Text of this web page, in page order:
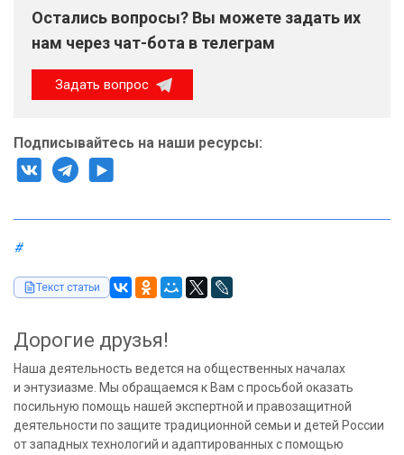
Остались вопросы? Вы можете задать их
нам через чат-бота в телеграм
Задать вопрос
Подписывайтесь на наши ресурсы:
#
Текст статьи
Дорогие друзья!
Наша деятельность ведется на общественных началах
и энтузиазме. Мы обращаемся к Вам с просьбой оказать
посильную помощь нашей экспертной и правозащитной
деятельности по защите традиционной семьи и детей России
от западных технологий и адаптированных с помощью